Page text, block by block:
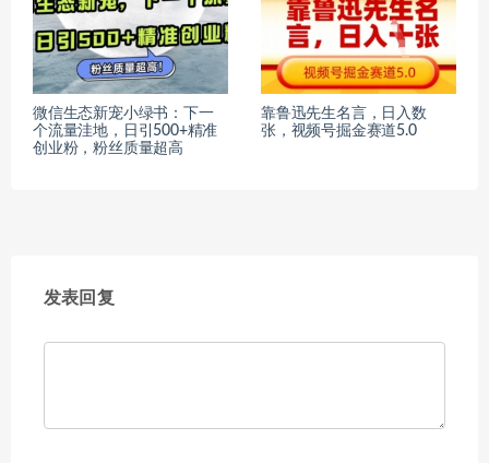
微信生态新宠小绿书：下一
个流量洼地，日引500+精准
创业粉，粉丝质量超高
靠鲁迅先生名言，日入数
张，视频号掘金赛道5.0
发表回复